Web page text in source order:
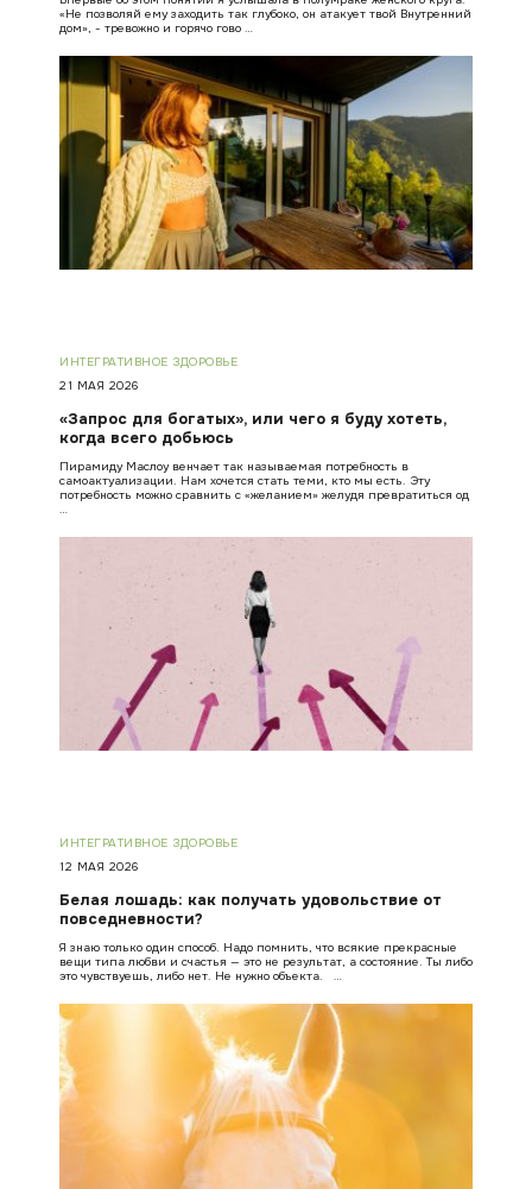
«Не позволяй ему заходить так глубоко, он атакует твой Внутренний
дом», - тревожно и горячо гово …
ИНТЕГРАТИВНОЕ ЗДОРОВЬЕ
21 МАЯ 2026
«Запрос для богатых», или чего я буду хотеть,
когда всего добьюсь
Пирамиду Маслоу венчает так называемая потребность в
самоактуализации. Нам хочется стать теми, кто мы есть. Эту
потребность можно сравнить с «желанием» желудя превратиться од
…
ИНТЕГРАТИВНОЕ ЗДОРОВЬЕ
12 МАЯ 2026
Белая лошадь: как получать удовольствие от
повседневности?
Я знаю только один способ. Надо помнить, что всякие прекрасные
вещи типа любви и счастья — это не результат, а состояние. Ты либо
это чувствуешь, либо нет. Не нужно объекта. …